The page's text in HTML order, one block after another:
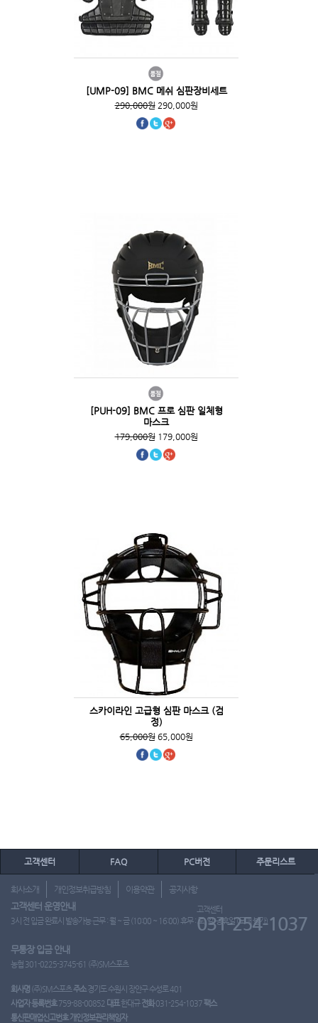
[UMP-09] BMC 메쉬 심판장비세트
290,000원290,000원
[PUH-09] BMC 프로 심판 일체형
마스크
179,000원179,000원
스카이라인 고급형 심판 마스크 (검
정)
65,000원65,000원
고객센터 FAQ PC버전 주문리스트
회사소개 개인정보취급방침 이용약관 공지사항
고객센터 운영안내
3시 전 입금 완료시 발송가능 근무 : 월 ~ 금 (10:00 ~ 16:00) 휴무 : 토, 일, 공휴일 (도매 불가)
고객센터
031-254-1037
무통장 입금 안내
농협 301-0225-3745-61 (주)SM스포츠
회사명 (주)SM스포츠주소경기도 수원시 장안구 수성로 401
사업자 등록번호759-88-00852 대표한대규 전화031-254-1037팩스
통신판매업신고번호 개인정보관리책임자